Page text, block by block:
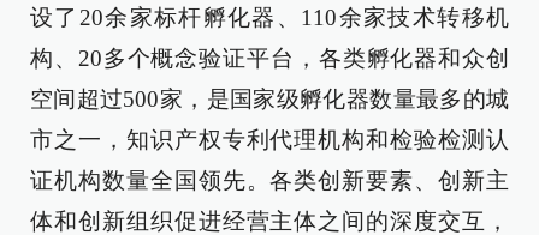
设了20余家标杆孵化器、110余家技术转移机
构、20多个概念验证平台，各类孵化器和众创
空间超过500家，是国家级孵化器数量最多的城
市之一，知识产权专利代理机构和检验检测认
证机构数量全国领先。各类创新要素、创新主
体和创新组织促进经营主体之间的深度交互，